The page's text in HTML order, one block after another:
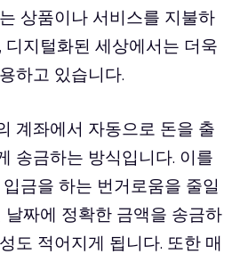
상품이나 서비스를 지불하
디지털화된 세상에서는 더욱
하고 있습니다.
계좌에서 자동으로 돈을 출
송금하는 방식입니다. 이를
금을 하는 번거로움을 줄일
날짜에 정확한 금액을 송금하
도 적어지게 됩니다. 또한 매